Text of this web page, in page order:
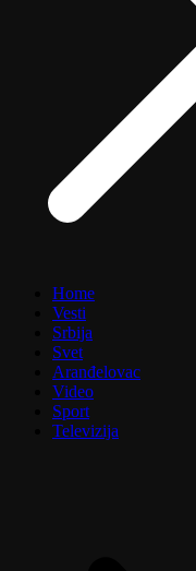
Home
Vesti
Srbija
Svet
Aranđelovac
Video
Sport
Televizija